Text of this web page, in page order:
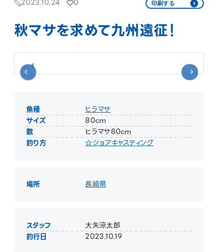
2023.10.24 0 印刷する
秋マサを求めて九州遠征！
魚種
ヒラマサ
サイズ
80cm
数
ヒラマサ80cm
釣り方
☆ショアキャスティング
場所 長崎県
スタッフ
大矢涼太郎
釣行日
2023.10.19